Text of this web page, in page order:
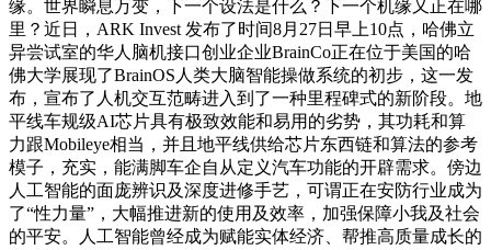
缘。世界瞬息万变，下一个设法是什么？下一个机缘又正在哪
里？近日，ARK Invest 发布了时间8月27日早上10点，哈佛立
异尝试室的华人脑机接口创业企业BrainCo正在位于美国的哈
佛大学展现了BrainOS人类大脑智能操做系统的初步，这一发
布，宣布了人机交互范畴进入到了一种里程碑式的新阶段。地
平线车规级AI芯片具有极致效能和易用的劣势，其功耗和算
力跟Mobileye相当，并且地平线供给芯片东西链和算法的参考
模子，充实，能满脚车企自从定义汽车功能的开辟需求。傍边
人工智能的面庞辨识及深度进修手艺，可谓正在安防行业成为
了“性力量”，大幅推进新的使用及效率，加强保障小我及社会
的平安。人工智能曾经成为赋能实体经济、帮推高质量成长的